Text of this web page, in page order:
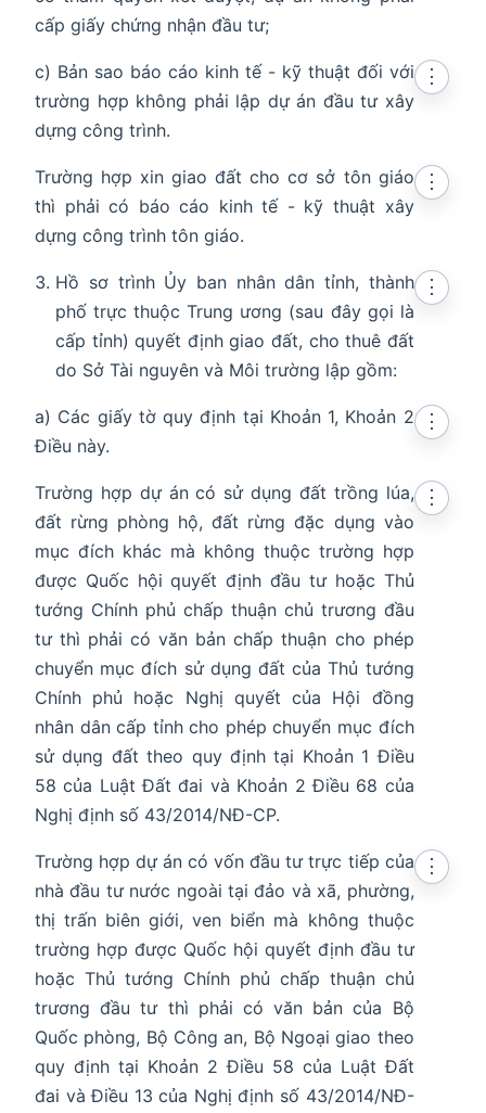
cấp giấy chứng nhận đầu tư;
c) Bản sao báo cáo kinh tế - kỹ thuật đối với
trường hợp không phải lập dự án đầu tư xây
dựng công trình.
⋮
Trường hợp xin giao đất cho cơ sở tôn giáo
thì phải có báo cáo kinh tế - kỹ thuật xây
dựng công trình tôn giáo.
⋮
Hồ sơ trình Ủy ban nhân dân tỉnh, thành
phố trực thuộc Trung ương (sau đây gọi là
cấp tỉnh) quyết định giao đất, cho thuê đất
do Sở Tài nguyên và Môi trường lập gồm:
⋮
a) Các giấy tờ quy định tại Khoản 1, Khoản 2
Điều này.
⋮
Trường hợp dự án có sử dụng đất trồng lúa,
đất rừng phòng hộ, đất rừng đặc dụng vào
mục đích khác mà không thuộc trường hợp
được Quốc hội quyết định đầu tư hoặc Thủ
tướng Chính phủ chấp thuận chủ trương đầu
tư thì phải có văn bản chấp thuận cho phép
chuyển mục đích sử dụng đất của Thủ tướng
Chính phủ hoặc Nghị quyết của Hội đồng
nhân dân cấp tỉnh cho phép chuyển mục đích
sử dụng đất theo quy định tại Khoản 1 Điều
58 của Luật Đất đai và Khoản 2 Điều 68 của
Nghị định số 43/2014/NĐ-CP.
⋮
Trường hợp dự án có vốn đầu tư trực tiếp của
nhà đầu tư nước ngoài tại đảo và xã, phường,
thị trấn biên giới, ven biển mà không thuộc
trường hợp được Quốc hội quyết định đầu tư
hoặc Thủ tướng Chính phủ chấp thuận chủ
trương đầu tư thì phải có văn bản của Bộ
Quốc phòng, Bộ Công an, Bộ Ngoại giao theo
quy định tại Khoản 2 Điều 58 của Luật Đất
đai và Điều 13 của Nghị định số 43/2014/NĐ-
⋮